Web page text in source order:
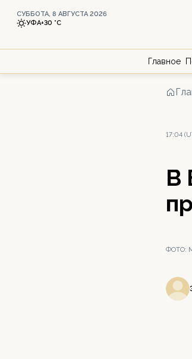
СУББОТА, 8 АВГУСТА 2026
УФА+30 °С
Главное
17:04
В
ФОТО: